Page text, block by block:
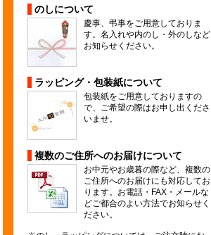
のしについて
慶事、弔事をご用意しておりま
す。名入れや内のし・外のしなど
お知らせください。
ラッピング・包装紙について
包装紙をご用意しておりますの
で、ご希望の際はお申し出くださ
いませ。
複数のご住所へのお届けについて
お中元やお歳暮の際など、複数の
ご住所へのお届けにも対応してお
ります。お電話・FAX・メールな
どご都合のよい方法でお知らせく
ださい。